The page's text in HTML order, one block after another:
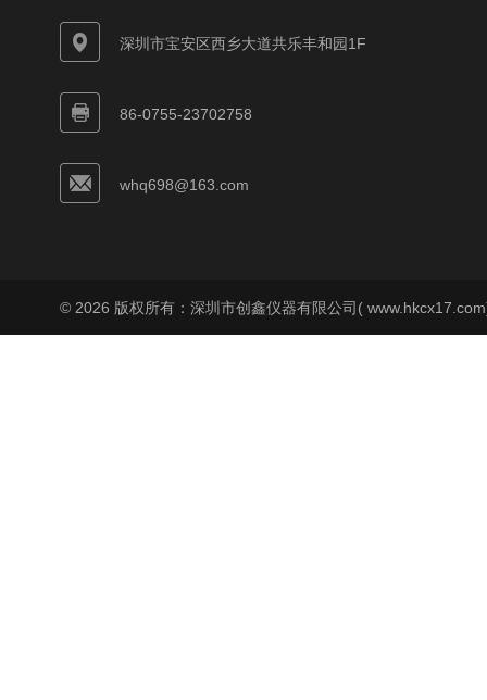
深圳市宝安区西乡大道共乐丰和园1F
86-0755-23702758
whq698@163.com
© 2026 版权所有：深圳市创鑫仪器有限公司(